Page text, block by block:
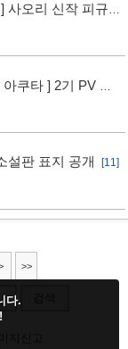
사오리 신작 피규어
쿠타 ] 2기 PV 영
설판 표지 공개 [11]
>>
지신고
다.